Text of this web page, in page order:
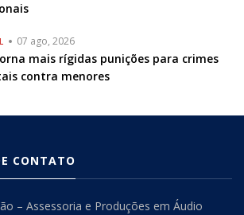
07 ago, 2026
mais rígidas punições para crimes
contra menores
CONTATO
– Assessoria e Produções em Áudio